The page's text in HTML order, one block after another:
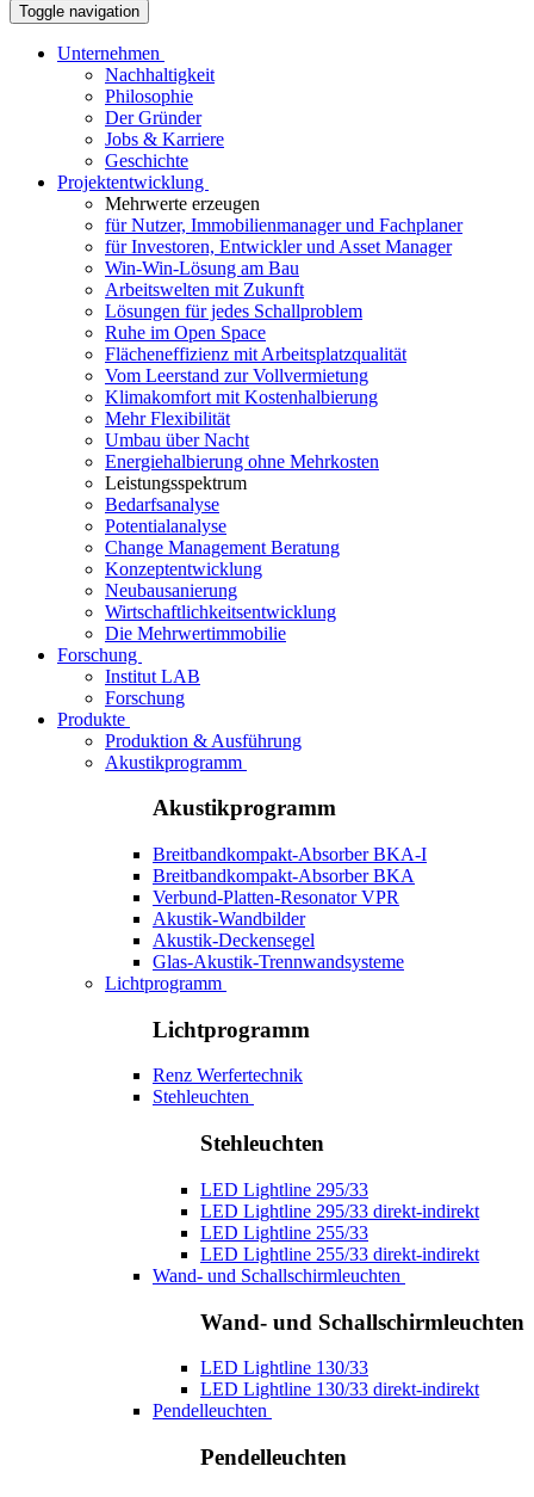
Toggle navigation
Unternehmen
Nachhaltigkeit
Philosophie
Der Gründer
Jobs & Karriere
Geschichte
Projektentwicklung
Mehrwerte erzeugen
für Nutzer, Immobilienmanager und Fachplaner
für Investoren, Entwickler und Asset Manager
Win-Win-Lösung am Bau
Arbeitswelten mit Zukunft
Lösungen für jedes Schallproblem
Ruhe im Open Space
Flächeneffizienz mit Arbeitsplatzqualität
Vom Leerstand zur Vollvermietung
Klimakomfort mit Kostenhalbierung
Mehr Flexibilität
Umbau über Nacht
Energiehalbierung ohne Mehrkosten
Leistungsspektrum
Bedarfsanalyse
Potentialanalyse
Change Management Beratung
Konzeptentwicklung
Neubausanierung
Wirtschaftlichkeitsentwicklung
Die Mehrwertimmobilie
Forschung
Institut LAB
Forschung
Produkte
Produktion & Ausführung
Akustikprogramm
Akustikprogramm
Breitbandkompakt-Absorber BKA-I
Breitbandkompakt-Absorber BKA
Verbund-Platten-Resonator VPR
Akustik-Wandbilder
Akustik-Deckensegel
Glas-Akustik-Trennwandsysteme
Lichtprogramm
Lichtprogramm
Renz Werfertechnik
Stehleuchten
Stehleuchten
LED Lightline 295/33
LED Lightline 295/33 direkt-indirekt
LED Lightline 255/33
LED Lightline 255/33 direkt-indirekt
Wand- und Schallschirmleuchten
Wand- und Schallschirmleuchten
LED Lightline 130/33
LED Lightline 130/33 direkt-indirekt
Pendelleuchten
Pendelleuchten